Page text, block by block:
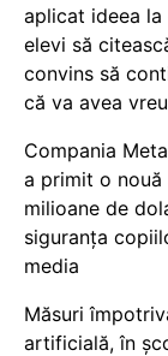
aplicat ideea
elevi să
convins să
că va avea
Compania
a primit o nouă
milioane de
siguranța
media
Măsuri
artificială, în